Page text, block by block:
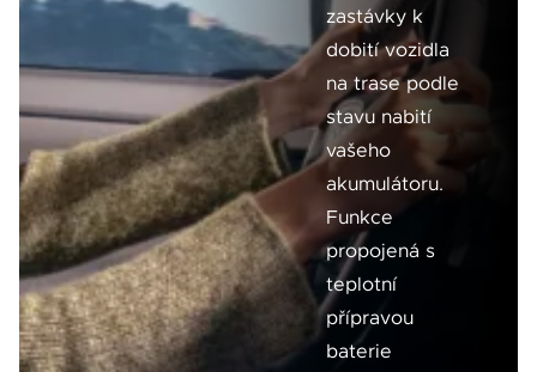
zastávky k
dobití vozidla
na trase podle
stavu nabití
vašeho
akumulátoru.
Funkce
propojená s
teplotní
přípravou
baterie